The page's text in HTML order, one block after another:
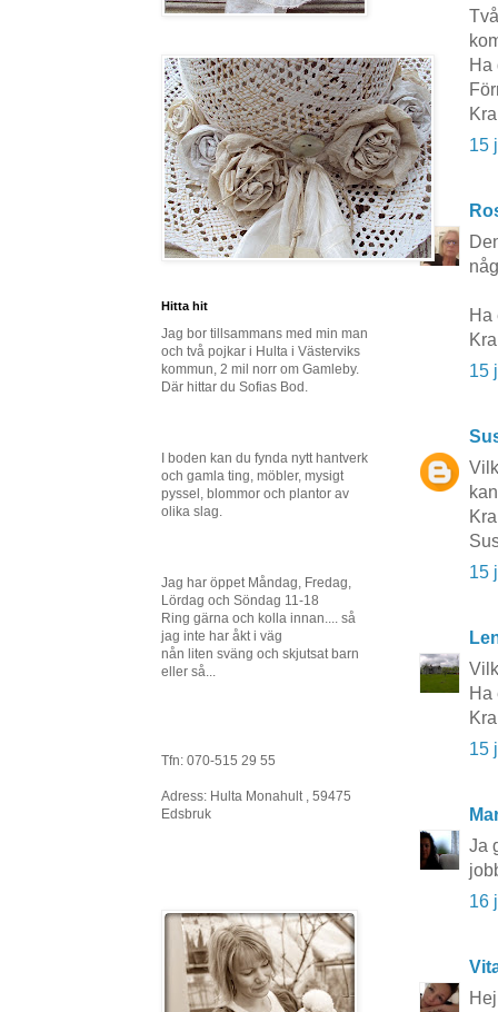
Ha
15
Ha
15
15
Ha
15
Ja
16
Hitta hit
Jag bor tillsammans med min man
och två pojkar i Hulta i Västerviks
kommun, 2 mil norr om Gamleby.
Där hittar du Sofias Bod.
I boden kan du fynda nytt hantverk
och gamla ting, möbler, mysigt
pyssel, blommor och plantor av
olika slag.
Jag har öppet Måndag, Fredag,
Lördag och Söndag 11-18
Ring gärna och kolla innan.... så
jag inte har åkt i väg
nån liten sväng och skjutsat barn
eller så...
Tfn: 070-515 29 55
Adress: Hulta Monahult , 59475
Edsbruk